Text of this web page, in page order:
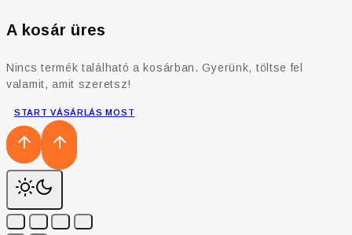
A kosár üres
Nincs termék található a kosárban. Gyerünk, töltse fel
valamit, amit szeretsz!
START VÁSÁRLÁS MOST